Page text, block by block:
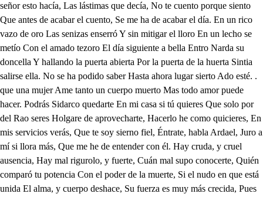
la huerta Sintia salirse ella. No se ha podido saber Hasta ahora lugar sierto Ado esté. . que una mujer Ame tanto un cuerpo muerto Mas todo amor puede hacer. Podrás Sidarco quedarte En mi casa si tú quieres Que solo por del Rao seres Holgare de aprovecharte, Hacerlo he como quicieres, En mis servicios verás, Que te soy sierno fiel, Éntrate, habla Ardael, Juro a mí si llora más, Que me he de entender con él. Hay cruda, y cruel ausencia, Hay mal rigurolo, y fuerte, Cuán mal supo conocerte, Quién comparó tu potencia Con el poder de la muerte, Si el nudo en que está unida El alma, y cuerpo deshace, Su fuerza es muy más crecida, Pues una sola alma hace, Sea en dos partes partida. Señor quiere hablar Alí, Y Alí quien empide hacerlo, Tu licencia. (̱. como ansí, De cuando acá para mí, Me pide licencia de ello. Entre. . Ala este contigo Y venga en tu compañía, Pides para hablar comigo, Licencia decir podría Alí que no eres amigo. Pues a fe de hidalgo Moro, Que no diga eso en mi vida, Con razón, yo lo inoro, Que siempre guarde decoro A nuestra amistad debida, Andas triste sin que Alí, Sepa la causa. (̱. y es Menester decilla di. El estado en que me ves, No la declara por mí. Nunca nel peor te veas, Ni lo puede haber peor Cómo, del gobernador, No tienes cuanto deseas, No eres justicia mayor, Si a ti el Moro se humilla, Y esta ciudad te obedece, Todo con tu favor crece, Y a tus pies se arodilla, Que tienes que te entristece. Verme al Portugues sujeto, Me pone en mísero aprieto, Y viendo esto desmayo, Que nello al cetro Cambayo, Muy grande traición comete, Bandur como sabes fue El que me subió a este estado, Y esme muy mal contado, Que yo nel servicio; esté, Del que la muerte le ha dado. Que era se tiene por cierto, Qué han? al Rey mozo alzado, Nunca para mí fue incierto, No es sobrino del Rey muerto, No es heredero forzado, Cómo se alzó Mirizan, Alzose como traidor, Viendo muerto a su señor, Llámose Rey, y an si están Algunos en su favor. De este Mirizan he oído, Que del Reino Mogor vino, Como ya tendrás sabido, Y también de ello le avino, Verse el Rey casi perdido, Si quel Mogor por le ver, Y el Rey por le defender Le movió a hacerles guerra, Tal que la Cambaya tierra Llegó casi a se perder. Bien lo se, y el Portugues Los socorrio. . ansi es, Pues ahora en pago de ello, Se alzó por Rey, y a ello Pudo también como ves. Tiene consigo el infiel Y de ambos Reis, mal vasallo Dos mil hombres de a caballo Todos Mogores como él, No han de desampararlo. Que aprovecha si el agüelo Mandó uno de sus titores, Con gente que cubre el suelo Perdidos son los Mogores Eso me dobla el recelo. Yo espero dar un medio, Qué te quite de cuidado Crequel mal comunicado. Nunca le falta remedio Sino al oculto, y callado. De qué suerte. . como haya Nuevas del Mogor vencido En una nave metido, Te haré poner en Cambaya Sin ser de nadie sentido, Cómo podrás. . dírtelo he Como en la nave esté, Sin que ninguno lo entienda Tus tesoros, y tu hacienda En barcado. . bueno afee As, mi señor de alegrarte Aunque sea contrahecho Salir a veces a holgarte Al monte muy satisfecho Y muy contento mostrarte, Y lo más déjalo a mí Que sabré muy bien servir Mira que fío de ti, Nada de eso quiero oír Ya me callo, sea ansí. Quiero llegar a palacio Que el Gobernador me tiene n Enviado a llamar. . viene, Y ablaremos más despacio, Sobre esotro, , an si convieney e Ado bueno por aquí. Alivio a meus males dando Cómo me cantáis por hi Namorado andáis Fernando Y de las lindas que en vi, Qué dicéis deivos no goto Sois muy certo vedor dagoas, Pois outra consa vos noto Que en cotardes vosas magoas p, Sois amador sesto roto. Así he tomayme ha gilha la que tanto mostro a quilha Dirvos el máis do que poso Bemsabéis vos que son voso Com mantilha, semmantilha, Aposto que he saudade A que vos tras de fumeiro Que dicéis. . saláis verdado Logo. . conhecí no cheiro Esa necia enfirmidade. Necia enfirmidade nano Mas de necios mal sentida, íceime ha mor bemna vida Que hua conforme afelzano Ao menos por esa tida. Quémpode facer ahora Humcorpo aquí nesta praya Cuja alma en Goamora, Ponho en, que ha da senhara, Nao cheirón nunca Cambaya. viene . Sey do contrario a certeza, Así he por minha vida, os, Que en vos ouní que ha partida Vos ficon tanta tristeza, Qué crestes que era mentira. Qué chea por ca vos pos, Así tamsos. . avisado. De virdes acompañado Vos nace achardes nos sos, Querovos ouvir sentado. oto agoas! . Pois benha humora, mee oto Que aquío miser pasea, nagoa? . E vos me tendes has pellas, Así tenho enhas canelas Máis desfeitas questa area, Asentémonos. . qué derá ha Por Goa humpaseo ahora, o Paseo se ser podera u voso Inda que máis sonje fora, atilha, Paseo me parecera. Vindes dacidade. . nano erdade Da fortaleza, que estáo o Todos os principaes nella, Co Gobernador que de ella Foy dar pose ao Capitám. A Antonio da Silveira, Merecea, así odigo. Vao as consas de má mantira, Que da honra, oudo perigo Nano sei cual leva a bandeira. Certo que nano se podera Entregar a fortaleza, A quenmáis a merecera, Temjunto conter nobreza Tudo o que de este se espera. Sempre o Cunha soy prudente Provem tamben capitam, Conforme o tempo. . qué gente Le fica. . cudo somente que seiscentos. . sois hun de elles. . (saó. Mal lhe fora se onano fora, Vos ficáis tamberm, ahora. Benme basta minhador, Tende vos estontra envora, De nada tenho temor. Comigo habéis de ficar la que vin comvosco junto, Tanto que a Goa chegar, Eu cuido que por defunto, Logo vos el de contar. Ja por morto me contáis Semo ser que quero en máis, Nano morro pola fe. . sim Se chegáis comisto o fim, Bomsim cudo que esperáis. Mas ao tempo de morrer Trémemas carnes con medo, Hejarope muito acedo. Bempodera iso así ser Se me en chámara Acevedo Pera martire senhor Sois vingativo, . sabéis Que he vindo o embaijador Salvamos nao nos dicéis De qué. . de qué do Mogor. Cual Mogor. . hun Morizao Qué diz que era general De Bandur. . tandes rezao Se vempor bem, se por mal Nao no ouví de confisao, Logo se diz pola terra Conforme o rumor que tem, Cada humdiz ao que vem Huns de pas, outros de guerra Hus julgano mal outros bem. Ah homés que afirmano ja Que antes de hummes estará Sobre Dioo inimigo, E outros que tras consigo Máis de cemmil. . si trara. Cemmil homes iso he riso Quemere tal, emjuizo, Muy engañados estáes, Trezantos punha, máis Bandur en campo. . de silo. Qué trecentos mil de guerra Juntaba, caso espantoso Que han mo tann valeroso O de quemna propia terra Mato Rey tano poderoso Se sose parte a embaijada Para o partir a armada Esa vos digo que he boa A de ir envernar a Gua Por forza. . nano será nada. Seoinimigo vier Pode ser que se nano va Nano que estaba a pique ja, E enca vos vejo tremer, Estando inda os Mouros la, Sempre trago no sentido Que os meus días nao sano nada Nunca andeí diso esquecido Medo de ficar a armada Vos temmeo convertido, Cavem Rábelo, Meirerles, Que nos diráo o que pasa, Vir aquí tano cedo he graza Primeiro ande lutar con elles Sobre quemleba afogaza. Ah Senhores, nao tan sos, Damos máis parte de vos Conuertemos de máis perto Pera aquí. . mas cómo, he cer Qué queréis, algo de nos. Jto Saber cuando parte armada Ah menham segundo ouví Sobre que soy a embaijada Do Mirizan. . cuanto a mí Sobre ponco máis de nada Era jeral. . nao no sei De Bandur, . pois dirvos ey Cománimo altivo, forte Tanto que soube sua morte Se fez declarar por Rey. Mas como he Rey extranjeiro Todo o mundo fas fosinho. Os grandes por derradeiro Alzaráo hammozo lobrinho De Bandur único herderro Inda nao sey a te quí A vindado Embaijador, A que soy. . pede o Mogor Vendo o mozo contra sí Oh, noso Cunha favor. Que o poblique enDio pede Por Rey de Cambaya vede Cuanto niso estriba o Mouro Sincoenta mil pardaos douro Promete se lo consede Tambem se lhe oférese dar Se venturoso ficar, Pello ajudar como digo So con humnome damigo, Todos os portos de mar. Emanda o embaijador, So aiso. . si que entende Segundo a fama se estende Que en tero gobernador Terá tudo o que pretende. Heo Cunha tano timido Nestas partes de Cambaya Que o Mouro máis atrivido Dpuuir seunome desmaya Muda a cor, perde o sentido. Oh Mogor como extranjeiro, Nos pede lavor ahora. Dicem que he bom cabaleiro. Muito o Rey mozo melhora A ser legítimo herdeiro. Ouio tocar caíja. . sí, Aquilo he bando, esperay, Cavem Teijeira. . que vay Pera aquí. . más pera aquí. Nao me asento. . hora acabay. Por vida, ja me entendéis, De quemdigo, vede ahora, Se queréis on nao queréis, Saber que he a senhora, Vingaivos. . o nano zombéis. Comverdades, máis cuando Se andao caíjas tocuando A recoler. . nano releva, Pois oje a cota se leva Zobáis, . nano por don Fernando Cómo así tano de repente Nano quero Gobernador Facer ninguem sabedor De cuando parte he prudente, Forse ja o embaijador. Ao tempo do embarcar O debemde despedir, Sábese os que hano de ficar, Os que o quiseremir, Acha qué fique. andan a rogar Cuanto o perigo he mayor, Tanto ha máis oppositores. Basta metemrogadores, Como hano de mudar a cor Todos eses mens senhores. Qué facemos. . tn daquí Me von pera oGaliñno, Por fugir hua tentazano De ficar. . Faceyo así, Que vos sobeja rezao. Pero Gil arribayca, Veremos partir a armada, Porque, ja quer partir. .e. Vos vedes como ella está, Benga a Deos embanderrada. la ogobernador la sé Dentro no seu galiño Foyo noso Capitam Comerle. . Soy. . ha boso que mestoura o corazao. Grande saudade me faz Dentro en mí esta despedida, pois por vida de Jao Bras, Que medo ey que da vida Nos queira espiro Monras. En vos diréy, has suas pelles Guardao as nosas, samerles Máis homés que nos. . nano vedes Que sao perros Mafamedes, E nonha que fiar de elles. E se nos mostraó ahora Rosto pracenteiro ledo Temdo Gobernador medo Como o virem daquí fora Elles mostraraó o acedo. Senhor a Deos pois ficáis, Que nao ha tempo de máis, Olhay que me prometéis De visitar quem sabéis, Farel cuanto me mandáis. Dirléis que me temchegado, Fscarca cuasi a morte, En fartiniso de sorte, Que fique bemremendado, A Deos men castello forte. Se vay a falar